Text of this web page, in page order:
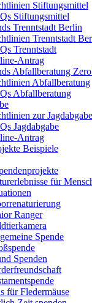
Stiftungsmittel
Stiftungsmittel
Trenntstadt Berlin
Trenntstadt
Trenntstadt
Antrag
Abfallberatung
Abfallberatung
Abfallberatung
zur Jagdabgabe
Jagdabgabe
Antrag
Beispiele
für
Ranger
Spende
Spenden
für Fledermäuse